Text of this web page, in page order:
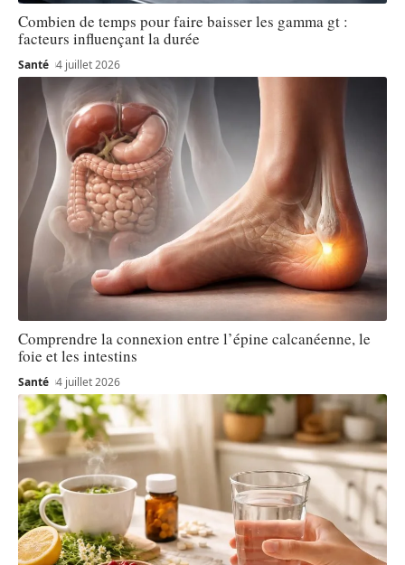
Combien de temps pour faire baisser les gamma gt :
facteurs influençant la durée
Santé 4 juillet 2026
Comprendre la connexion entre l’épine calcanéenne, le
foie et les intestins
Santé 4 juillet 2026